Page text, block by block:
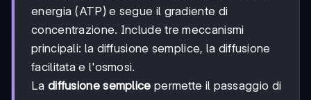
energia (ATP) e segue il gradiente di
concentrazione. Include tre meccanismi
principali: la diffusione semplice, la diffusione
facilitata e l'osmosi.
La diffusione semplice permette il passaggio di